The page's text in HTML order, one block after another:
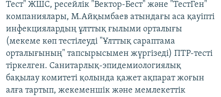
Тест" ЖШС, ресейлік "Вектор-Бест" және "ТестГен"
компаниялары, М.Айқымбаев атындағы аса қауіпті
инфекциялардың ұлттық ғылыми орталығы
(мекеме көп тестілеуді "Ұлттық сараптама
орталығының" тапсырысымен жүргізеді) ПТР-тесті
тіркелген. Санитарлық-эпидемиологиялық
бақылау комитеті қолында қажет ақпарат жоғын
алға тартып, жекеменшік және мемлекеттік